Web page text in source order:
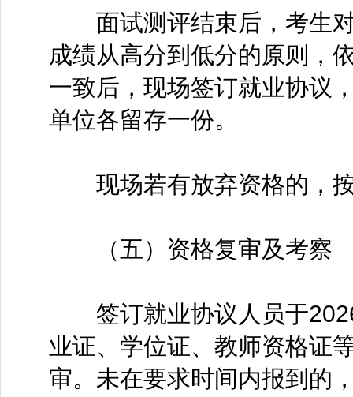
面试测评结束后，考生对
成绩从高分到低分的原则，
一致后，现场签订就业协议
单位各留存一份。
现场若有放弃资格的，按
（五）资格复审及考察
签订就业协议人员于
业证、学位证、教师资格证
审。未在要求时间内报到的